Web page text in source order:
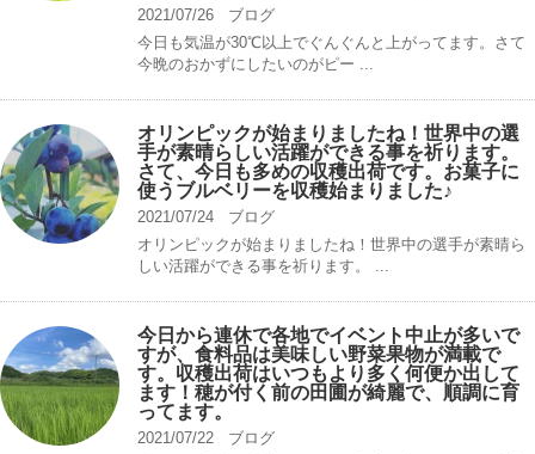
2021/07/26
ブログ
今日も気温が30℃以上でぐんぐんと上がってます。さて
今晩のおかずにしたいのがピー ...
オリンピックが始まりましたね！世界中の選
手が素晴らしい活躍ができる事を祈ります。
さて、今日も多めの収穫出荷です。お菓子に
使うブルベリーを収穫始まりました♪
2021/07/24
ブログ
オリンピックが始まりましたね！世界中の選手が素晴ら
しい活躍ができる事を祈ります。 ...
今日から連休で各地でイベント中止が多いで
すが、食料品は美味しい野菜果物が満載で
す。収穫出荷はいつもより多く何便か出して
ます！穂が付く前の田圃が綺麗で、順調に育
ってます。
2021/07/22
ブログ